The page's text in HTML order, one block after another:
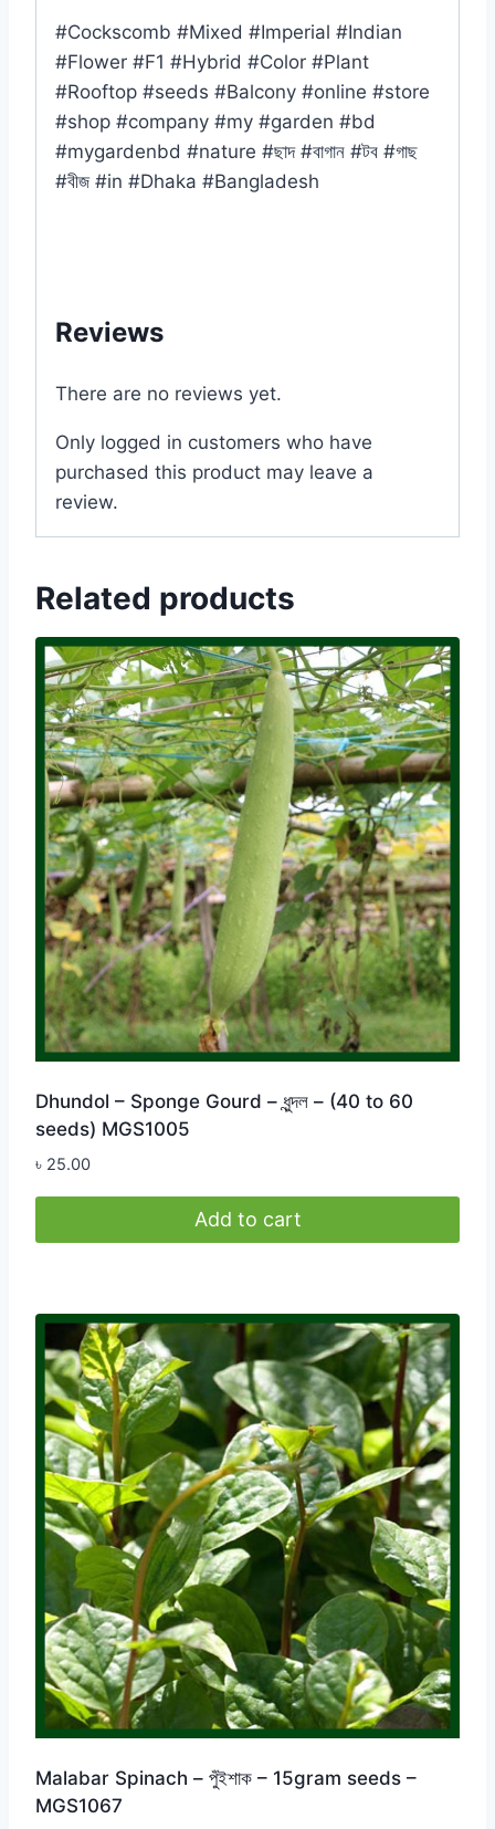
#Cockscomb #Mixed #Imperial #Indian
#Flower #F1 #Hybrid #Color #Plant
#Rooftop #seeds #Balcony #online #store
#shop #company #my #garden #bd
#mygardenbd #nature #ছাদ #বাগান #টব #গাছ
#বীজ #in #Dhaka #Bangladesh
Reviews
There are no reviews yet.
Only logged in customers who have
purchased this product may leave a
review.
Related products
Dhundol – Sponge Gourd – ধুন্দল – (40 to 60
seeds) MGS1005
৳ 25.00
Add to cart
Malabar Spinach – পুঁইশাক – 15gram seeds –
MGS1067